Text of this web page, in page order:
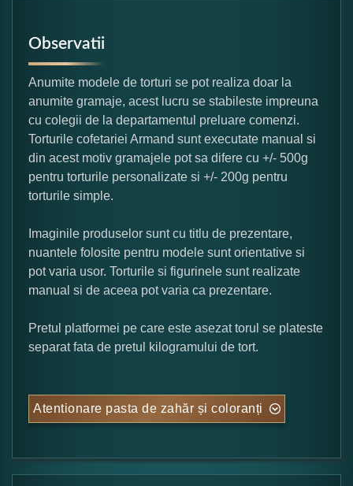
Observatii
Anumite modele de torturi se pot realiza doar la
anumite gramaje, acest lucru se stabileste impreuna
cu colegii de la departamentul preluare comenzi.
Torturile cofetariei Armand sunt executate manual si
din acest motiv gramajele pot sa difere cu +/- 500g
pentru torturile personalizate si +/- 200g pentru
torturile simple.
Imaginile produselor sunt cu titlu de prezentare,
nuantele folosite pentru modele sunt orientative si
pot varia usor. Torturile si figurinele sunt realizate
manual si de aceea pot varia ca prezentare.
Pretul platformei pe care este asezat torul se plateste
separat fata de pretul kilogramului de tort.
Atentionare pasta de zahăr și coloranți